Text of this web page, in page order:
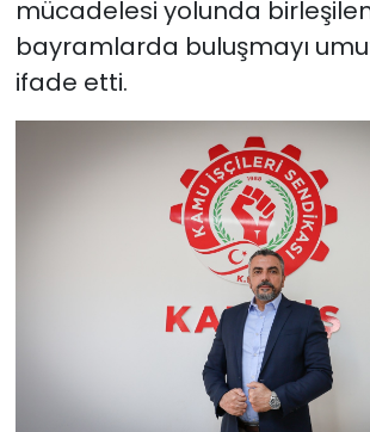
mücadelesi yolunda
bayramlarda buluşmayı
ifade etti.